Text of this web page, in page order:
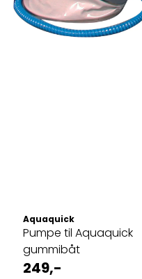
Aquaquick
Pumpe til Aquaquick
gummibåt
249,-